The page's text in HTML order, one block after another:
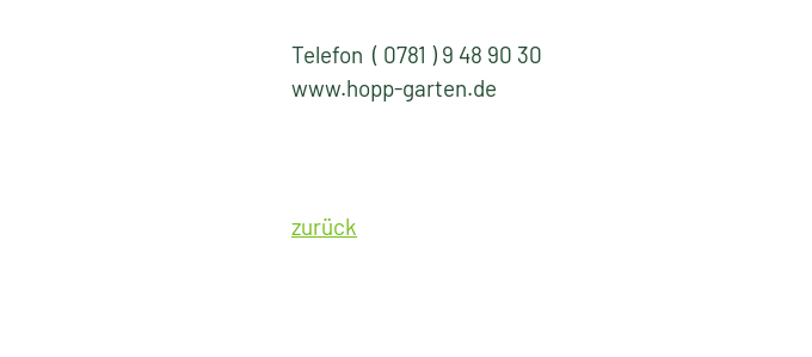
Telefon ( 0781 ) 9 48 90 30
www.hopp-garten.de
zurück